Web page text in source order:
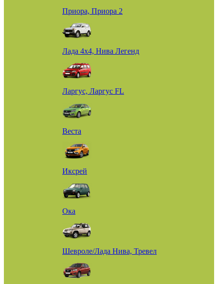
Приора, Приора 2
Лада 4х4, Нива Легенд
Ларгус, Ларгус FL
Веста
Иксрей
Ока
Шевроле/Лада Нива, Тревел